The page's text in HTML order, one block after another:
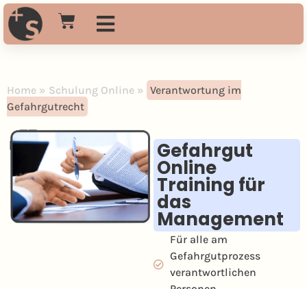
Home » Schulung Online » Verantwortung im
Gefahrgutrecht
Gefahrgut
Online
Training für
das
Management
Für alle am
Gefahrgutprozess
verantwortlichen